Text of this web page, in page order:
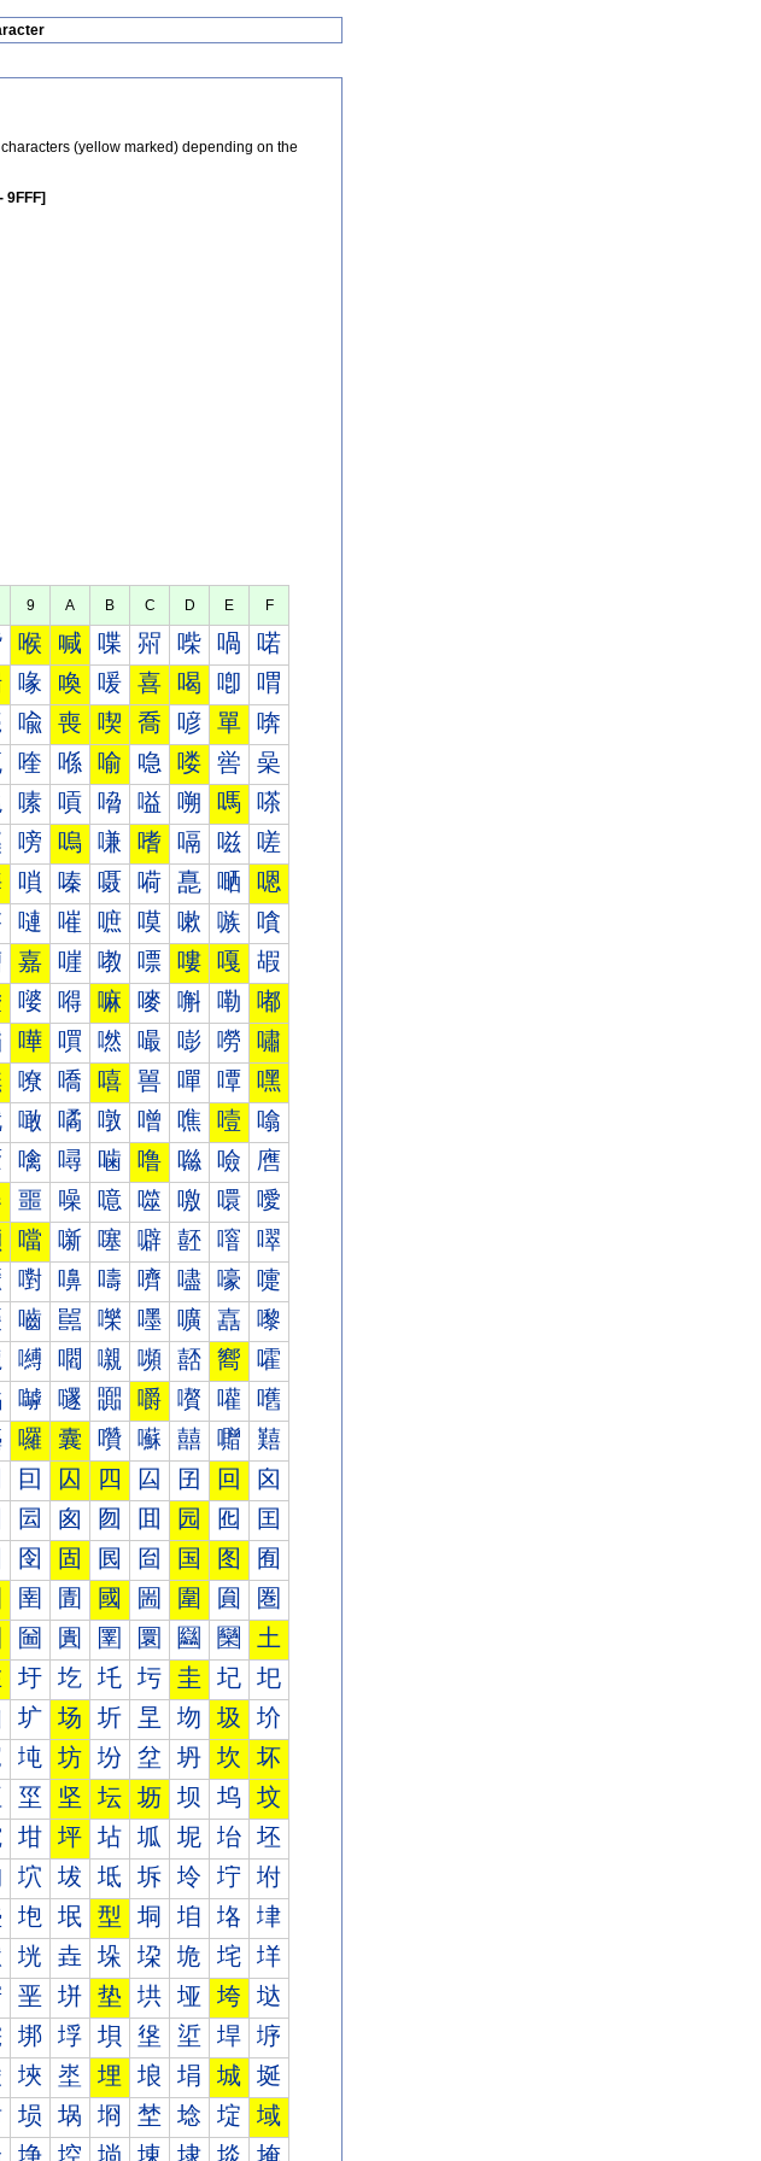
(yellow marked) depending on the
9 A B C D E F
喉 喊 喋 喌 喍 喎 喏
喙 喚 喛 喜 喝 喞 喟
喩 喪 喫 喬 喭 單 喯
喹 喺 喻 喼 喽 喾 喿
嗉 嗊 嗋 嗌 嗍 嗎 嗏
嗙 嗚 嗛 嗜 嗝 嗞 嗟
嗩 嗪 嗫 嗬 嗭 嗮 嗯
嗹 嗺 嗻 嗼 嗽 嗾 嗿
嘉 嘊 嘋 嘌 嘍 嘎 嘏
嘙 嘚 嘛 嘜 嘝 嘞 嘟
嘩 嘪 嘫 嘬 嘭 嘮 嘯
嘹 嘺 嘻 嘼 嘽 嘾 嘿
噉 噊 噋 噌 噍 噎 噏
噙 噚 噛 噜 噝 噞 噟
噩 噪 噫 噬 噭 噮 噯
噹 噺 噻 噼 噽 噾 噿
嚉 嚊 嚋 嚌 嚍 嚎 嚏
嚙 嚚 嚛 嚜 嚝 嚞 嚟
嚩 嚪 嚫 嚬 嚭 嚮 嚯
嚹 嚺 嚻 嚼 嚽 嚾 嚿
囉 囊 囋 囌 囍 囎 囏
囙 囚 四 囜 囝 回 囟
囩 囪 囫 囬 园 囮 囯
囹 固 囻 囼 国 图 囿
圉 圊 國 圌 圍 圎 圏
圙 圚 圛 圜 圝 圞 土
圩 圪 圫 圬 圭 圮 圯
圹 场 圻 圼 圽 圾 圿
坉 坊 坋 坌 坍 坎 坏
坙 坚 坛 坜 坝 坞 坟
坩 坪 坫 坬 坭 坮 坯
坹 坺 坻 坼 坽 坾 坿
垉 垊 型 垌 垍 垎 垏
垙 垚 垛 垜 垝 垞 垟
垩 垪 垫 垬 垭 垮 垯
垹 垺 垻 垼 垽 垾 垿
埉 埊 埋 埌 埍 城 埏
埙 埚 埛 埜 埝 埞 域
埩 埪 埫 埬 埭 埮 埯